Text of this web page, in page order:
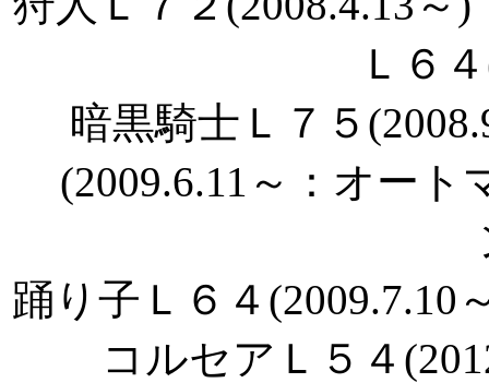
Ｌ６
暗黒騎士Ｌ７５
(2009.6.11～：オー
踊り子Ｌ６４(2009.7.10
コルセアＬ５４